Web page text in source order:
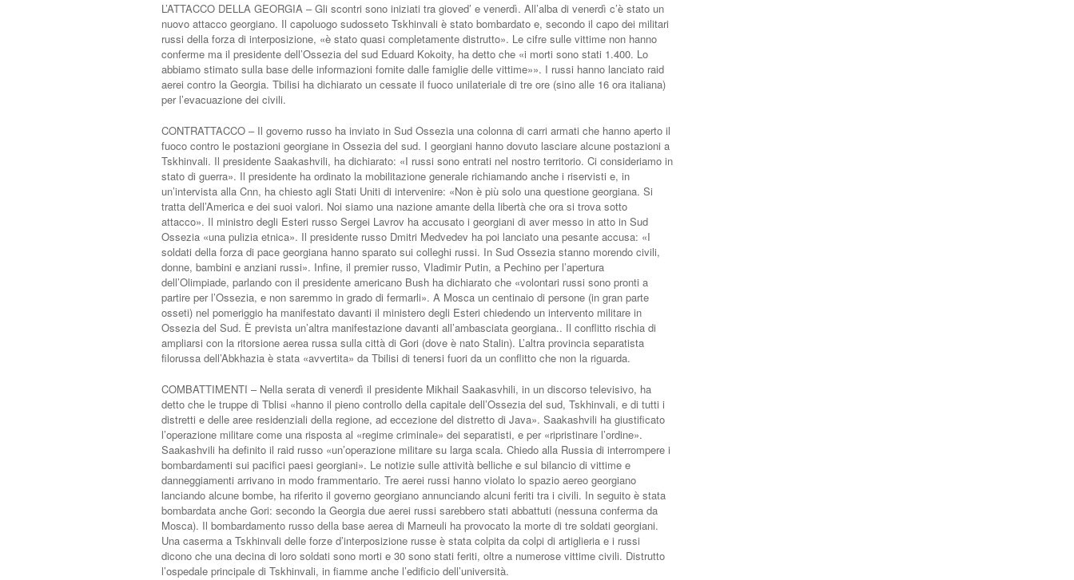
L’ATTACCO DELLA GEORGIA – Gli scontri sono iniziati tra gioved’ e venerdì. All’alba di venerdì c’è stato un
nuovo attacco georgiano. Il capoluogo sudosseto Tskhinvali è stato bombardato e, secondo il capo dei militari
russi della forza di interposizione, «è stato quasi completamente distrutto». Le cifre sulle vittime non hanno
conferme ma il presidente dell’Ossezia del sud Eduard Kokoity, ha detto che «i morti sono stati 1.400. Lo
abbiamo stimato sulla base delle informazioni fornite dalle famiglie delle vittime»». I russi hanno lanciato raid
aerei contro la Georgia. Tbilisi ha dichiarato un cessate il fuoco unilateriale di tre ore (sino alle 16 ora italiana)
per l’evacuazione dei civili.
CONTRATTACCO – Il governo russo ha inviato in Sud Ossezia una colonna di carri armati che hanno aperto il
fuoco contro le postazioni georgiane in Ossezia del sud. I georgiani hanno dovuto lasciare alcune postazioni a
Tskhinvali. Il presidente Saakashvili, ha dichiarato: «I russi sono entrati nel nostro territorio. Ci consideriamo in
stato di guerra». Il presidente ha ordinato la mobilitazione generale richiamando anche i riservisti e, in
un’intervista alla Cnn, ha chiesto agli Stati Uniti di intervenire: «Non è più solo una questione georgiana. Si
tratta dell’America e dei suoi valori. Noi siamo una nazione amante della libertà che ora si trova sotto
attacco». Il ministro degli Esteri russo Sergei Lavrov ha accusato i georgiani di aver messo in atto in Sud
Ossezia «una pulizia etnica». Il presidente russo Dmitri Medvedev ha poi lanciato una pesante accusa: «I
soldati della forza di pace georgiana hanno sparato sui colleghi russi. In Sud Ossezia stanno morendo civili,
donne, bambini e anziani russi». Infine, il premier russo, Vladimir Putin, a Pechino per l’apertura
dell’Olimpiade, parlando con il presidente americano Bush ha dichiarato che «volontari russi sono pronti a
partire per l’Ossezia, e non saremmo in grado di fermarli». A Mosca un centinaio di persone (in gran parte
osseti) nel pomeriggio ha manifestato davanti il ministero degli Esteri chiedendo un intervento militare in
Ossezia del Sud. È prevista un’altra manifestazione davanti all’ambasciata georgiana.. Il conflitto rischia di
ampliarsi con la ritorsione aerea russa sulla città di Gori (dove è nato Stalin). L’altra provincia separatista
filorussa dell’Abkhazia è stata «avvertita» da Tbilisi di tenersi fuori da un conflitto che non la riguarda.
COMBATTIMENTI – Nella serata di venerdì il presidente Mikhail Saakasvhili, in un discorso televisivo, ha
detto che le truppe di Tblisi «hanno il pieno controllo della capitale dell’Ossezia del sud, Tskhinvali, e di tutti i
distretti e delle aree residenziali della regione, ad eccezione del distretto di Java». Saakashvili ha giustificato
l’operazione militare come una risposta al «regime criminale» dei separatisti, e per «ripristinare l’ordine».
Saakashvili ha definito il raid russo «un’operazione militare su larga scala. Chiedo alla Russia di interrompere i
bombardamenti sui pacifici paesi georgiani». Le notizie sulle attività belliche e sul bilancio di vittime e
danneggiamenti arrivano in modo frammentario. Tre aerei russi hanno violato lo spazio aereo georgiano
lanciando alcune bombe, ha riferito il governo georgiano annunciando alcuni feriti tra i civili. In seguito è stata
bombardata anche Gori: secondo la Georgia due aerei russi sarebbero stati abbattuti (nessuna conferma da
Mosca). Il bombardamento russo della base aerea di Marneuli ha provocato la morte di tre soldati georgiani.
Una caserma a Tskhinvali delle forze d’interposizione russe è stata colpita da colpi di artiglieria e i russi
dicono che una decina di loro soldati sono morti e 30 sono stati feriti, oltre a numerose vittime civili. Distrutto
l’ospedale principale di Tskhinvali, in fiamme anche l’edificio dell’università.